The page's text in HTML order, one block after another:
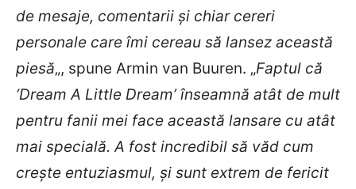
de mesaje, comentarii și chiar cereri
personale care îmi cereau să lansez această
piesă„, spune Armin van Buuren. „Faptul că
‘Dream A Little Dream’ înseamnă atât de mult
pentru fanii mei face această lansare cu atât
mai specială. A fost incredibil să văd cum
crește entuziasmul, și sunt extrem de fericit